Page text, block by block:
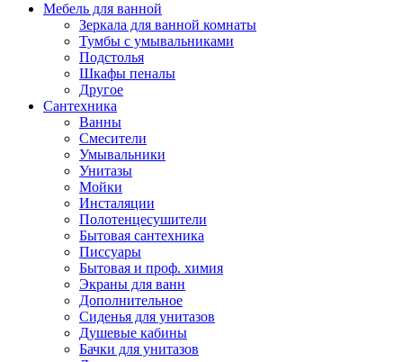
Мебель для ванной
Зеркала для ванной комнаты
Тумбы с умывальниками
Подстолья
Шкафы пеналы
Другое
Сантехника
Ванны
Смесители
Умывальники
Унитазы
Мойки
Инсталяции
Полотенцесушители
Бытовая сантехника
Писсуары
Бытовая и проф. химия
Экраны для ванн
Дополнительное
Сиденья для унитазов
Душевые кабины
Бачки для унитазов